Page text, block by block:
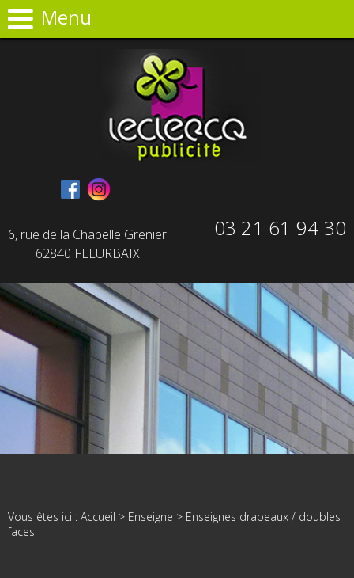
Menu
6, rue de la Chapelle Grenier
62840 FLEURBAIX
03 21 61 94 30
Vous êtes ici : Accueil > Enseigne > Enseignes drapeaux / doubles
faces
Panneau de gestion des cookies